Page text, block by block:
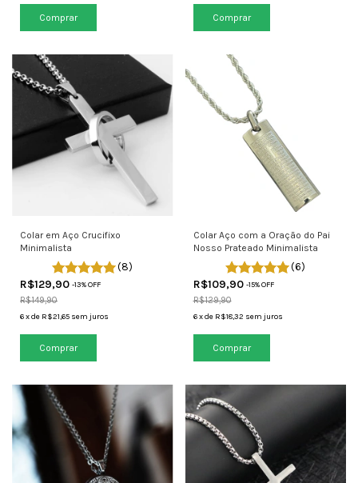
Colar em Aço Crucifixo
Minimalista
(8)
R$129,90 -13% OFF
R$149,90
6xde R$21,65 sem juros
Colar Aço com a Oração do Pai
Nosso Prateado Minimalista
(6)
R$109,90 -15% OFF
R$129,90
6 xde R$18,32 sem juros